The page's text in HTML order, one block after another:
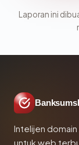
Laporan ini
Intelijen
untuk web